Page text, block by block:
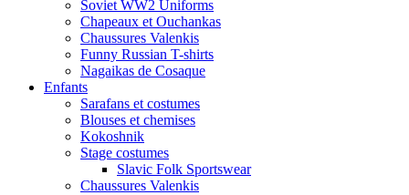
Soviet WW2 Uniforms
Chapeaux et Ouchankas
Chaussures Valenkis
Funny Russian T-shirts
Nagaikas de Cosaque
Enfants
Sarafans et costumes
Blouses et chemises
Kokoshnik
Stage costumes
Slavic Folk Sportswear
Chaussures Valenkis